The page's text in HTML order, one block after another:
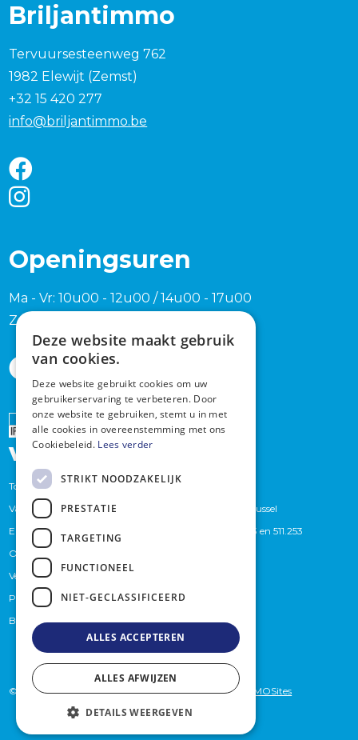
Briljantimmo
Tervuursesteenweg 762
1982 Elewijt (Zemst)
+32 15 420 277
info@briljantimmo.be
Openingsuren
Ma - Vr: 10u00 - 12u00 / 14u00 - 17u00
Zaterdag en zondag na afspraak
Erkend
vastgoedmakelaar
Toezichthoudende autoriteit : Beroepsinstituut van
Vastgoedmakelaars,Luxemburgstraat 16 B te 1000 Brussel
Erkend Vastgoedmakelaars bemiddelaars BIV. 509.373 en 511.253
Onderworpen aan de
Verzekeraar (BA en borgstelling): Axa
Polisnummer 730.390160
Btwnummer: BE 0759.439.625
© 2026 - Briljantimmo -privacybeleid- Website by KMOSites
Deze website maakt gebruik
van cookies.
Deze website gebruikt cookies om uw
gebruikerservaring te verbeteren. Door
onze website te gebruiken, stemt u in met
alle cookies in overeenstemming met ons
Cookiebeleid. Lees verder
STRIKT NOODZAKELIJK
PRESTATIE
TARGETING
FUNCTIONEEL
NIET-GECLASSIFICEERD
ALLES ACCEPTEREN
ALLES AFWIJZEN
DETAILS WEERGEVEN